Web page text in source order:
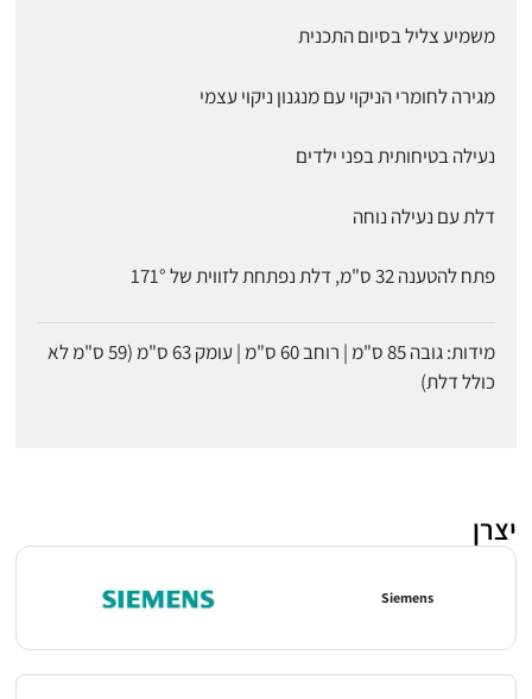
משמיע צליל בסיום התכנית
מגירה לחומרי הניקוי עם מנגנון ניקוי עצמי
נעילה בטיחותית בפני ילדים
דלת עם נעילה נוחה
פתח להטענה 32 ס"מ, דלת נפתחת לזווית של 171°
מידות: גובה 85 ס"מ | רוחב 60 ס"מ | עומק 63 ס"מ (59 ס"מ לא
כולל דלת)
יצרן
Siemens